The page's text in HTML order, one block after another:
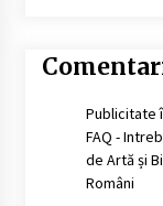
Publicitate
FAQ -
de Artă și
Români